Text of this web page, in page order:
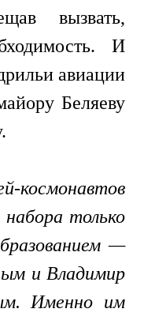
вызвать,
И
авиации
Беляеву
набора только
—
и Владимир
Именно им